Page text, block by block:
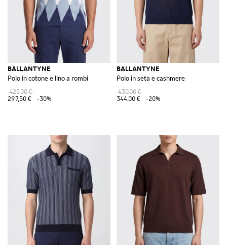
BALLANTYNE
Polo in cotone e lino a rombi
425,00 €
297,50 €
-30%
BALLANTYNE
Polo in seta e cashmere
430,00 €
344,00 €
-20%